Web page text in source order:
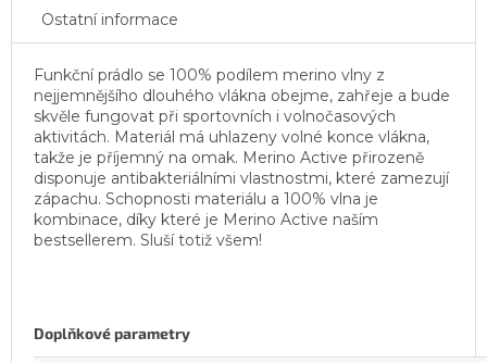
Ostatní informace
Funkční prádlo se 100% podílem merino vlny z
nejjemnějšího dlouhého vlákna obejme, zahřeje a bude
skvěle fungovat při sportovních i volnočasových
aktivitách. Materiál má uhlazeny volné konce vlákna,
takže je příjemný na omak. Merino Active přirozeně
disponuje antibakteriálními vlastnostmi, které zamezují
zápachu. Schopnosti materiálu a 100% vlna je
kombinace, díky které je Merino Active naším
bestsellerem. Sluší totiž všem!
Doplňkové parametry